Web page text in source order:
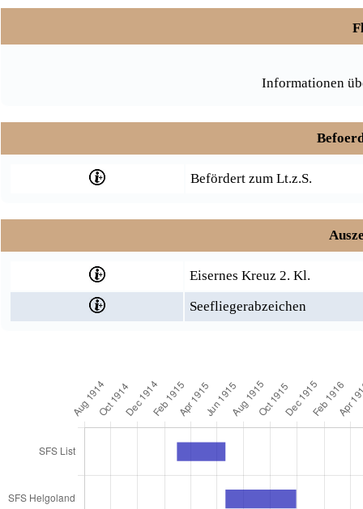
Informationen
Befördert zum Lt.z.S.
Eisernes Kreuz 2. Kl.
Seefliegerabzeichen